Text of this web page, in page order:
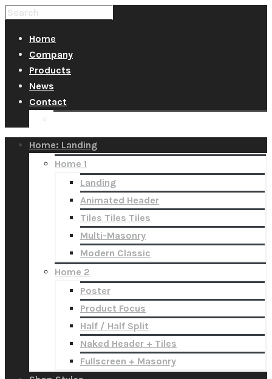
Home
Company
Products
News
Contact
Home: Landing
Home 1
Landing
Animated Header
Tiles Tiles Tiles
Multi-Masonry
Modern Classic
Home 2
Poster
Product Focus
Half / Half Split
Naked Header + Tiles
Fullscreen + Masonry